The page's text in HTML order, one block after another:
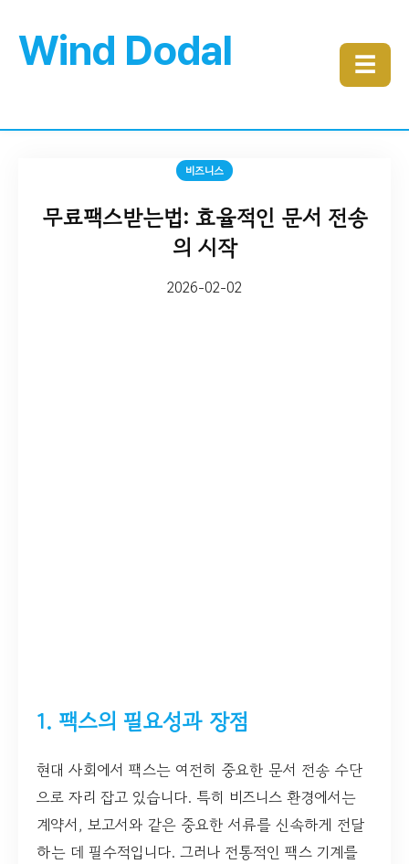
Wind Dodal ☰
비즈니스
무료팩스받는법: 효율적인 문서 전송
의 시작
2026-02-02
1. 팩스의 필요성과 장점
현대 사회에서 팩스는 여전히 중요한 문서 전송 수단
으로 자리 잡고 있습니다. 특히 비즈니스 환경에서는
계약서, 보고서와 같은 중요한 서류를 신속하게 전달
하는 데 필수적입니다. 그러나 전통적인 팩스 기계를